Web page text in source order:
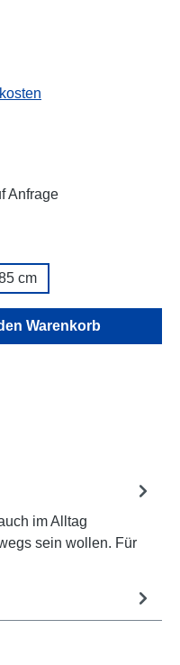
Anfrage
cm
gewünschten
Warenkorb
im Alltag
sein wollen. Für